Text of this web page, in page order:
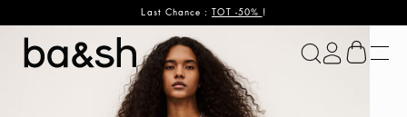
Last Chance : TOT -50% !
ba&sh